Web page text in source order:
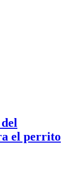
el perrito